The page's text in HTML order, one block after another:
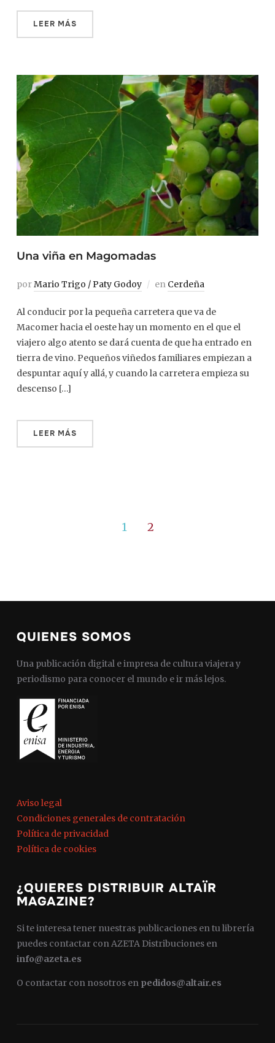
LEER MÁS
Una viña en Magomadas
porMario Trigo / Paty Godoy en Cerdeña
Al conducir por la pequeña carretera que va de
Macomer hacia el oeste hay un momento en el que el
viajero algo atento se dará cuenta de que ha entrado en
tierra de vino. Pequeños viñedos familiares empiezan a
despuntar aquí y allá, y cuando la carretera empieza su
descenso […]
LEER MÁS
1 2
QUIENES SOMOS
Una publicación digital e impresa de cultura viajera y
periodismo para conocer el mundo e ir más lejos.
Aviso legal
Condiciones generales de contratación
Política de privacidad
Política de cookies
¿QUIERES DISTRIBUIR ALTAÏR
MAGAZINE?
Si te interesa tener nuestras publicaciones en tu librería
puedes contactar con AZETA Distribuciones en
info@azeta.es
O contactar con nosotros en pedidos@altair.es